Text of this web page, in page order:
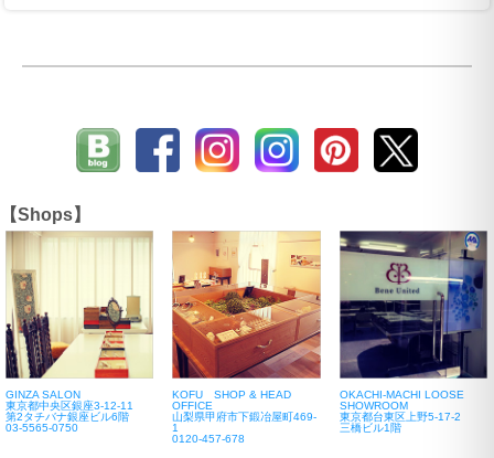
【Shops】
GINZA SALON
東京都中央区銀座3-12-11
第2タチバナ銀座ビル6階
03-5565-0750
KOFU SHOP & HEAD
OFFICE
山梨県甲府市下鍛冶屋町469-
1
0120-457-678
OKACHI-MACHI LOOSE
SHOWROOM
東京都台東区上野5-17-2
三橋ビル1階